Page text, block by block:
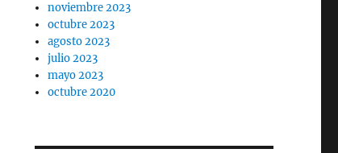
noviembre 2023
octubre 2023
agosto 2023
julio 2023
mayo 2023
octubre 2020